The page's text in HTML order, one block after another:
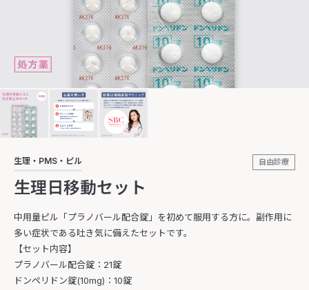
自由診療
生理・PMS・ピル
生理日移動セット
中用量ピル「プラノバール配合錠」を初めて服用する方に。副作用に
多い症状である吐き気に備えたセットです。
【セット内容】
プラノバール配合錠：21錠
ドンペリドン錠(10mg)：10錠